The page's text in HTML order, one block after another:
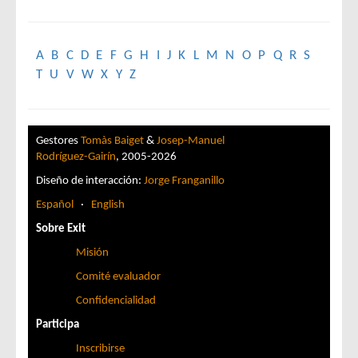
A B C D E F G H J K L M N O P Q R S
T U V W X Y Z
Gestores Tomàs Baiget & Josep-Manuel
Rodríguez-Gairín, 2005-2026
Diseño de interacción: Jorge Franganillo
Español
·
English
Sobre Exit
Misión
Comité evaluador
Confidencialidad
Participa
Inscribirse